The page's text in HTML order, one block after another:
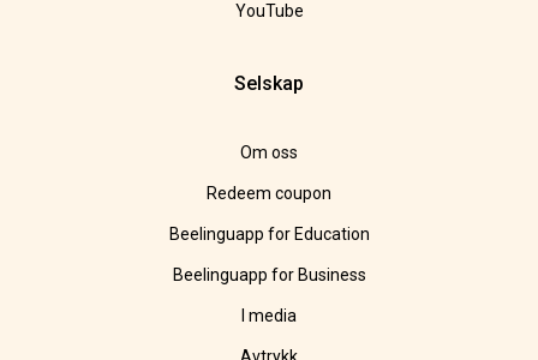
YouTube
Selskap
Om oss
Redeem coupon
Beelinguapp for Education
Beelinguapp for Business
I media